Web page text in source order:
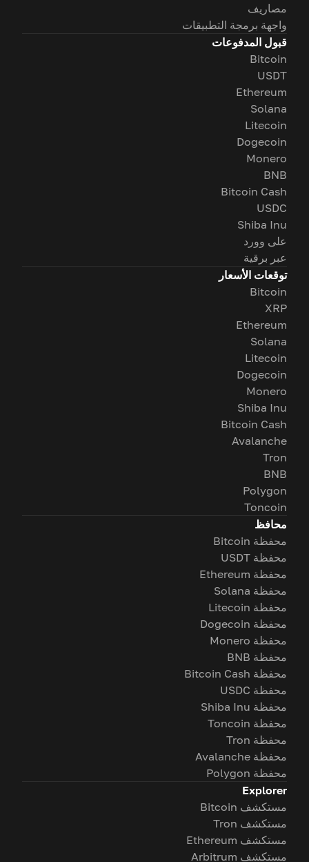
مصاريف
واجهة برمجة التطبيقات
قبول المدفوعات
Bitcoin
USDT
Ethereum
Solana
Litecoin
Dogecoin
Monero
BNB
Bitcoin Cash
USDC
Shiba Inu
على وورد
عبر برقية
توقعات الأسعار
Bitcoin
XRP
Ethereum
Solana
Litecoin
Dogecoin
Monero
Shiba Inu
Bitcoin Cash
Avalanche
Tron
BNB
Polygon
Toncoin
محافظ
محفظة Bitcoin
محفظة USDT
محفظة Ethereum
محفظة Solana
محفظة Litecoin
محفظة Dogecoin
محفظة Monero
محفظة BNB
محفظة Bitcoin Cash
محفظة USDC
محفظة Shiba Inu
محفظة Toncoin
محفظة Tron
محفظة Avalanche
محفظة Polygon
Explorer
مستكشف Bitcoin
مستكشف Tron
مستكشف Ethereum
مستكشف Arbitrum